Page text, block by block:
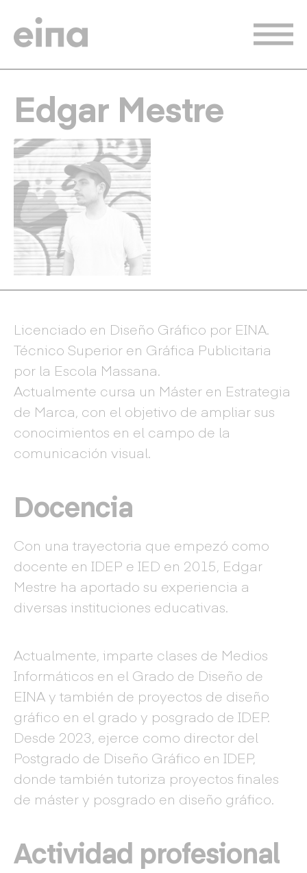
principal
Edgar Mestre
Licenciado en Diseño Gráfico por EINA.
Técnico Superior en Gráfica Publicitaria
por la Escola Massana.
Actualmente cursa un Máster en Estrategia
de Marca, con el objetivo de ampliar sus
conocimientos en el campo de la
comunicación visual.
Docencia
Con una trayectoria que empezó como
docente en IDEP e IED en 2015, Edgar
Mestre ha aportado su experiencia a
diversas instituciones educativas.
Actualmente, imparte clases de Medios
Informáticos en el Grado de Diseño de
EINA y también de proyectos de diseño
gráfico en el grado y posgrado de IDEP.
Desde 2023, ejerce como director del
Postgrado de Diseño Gráfico en IDEP,
donde también tutoriza proyectos finales
de máster y posgrado en diseño gráfico.
Actividad profesional